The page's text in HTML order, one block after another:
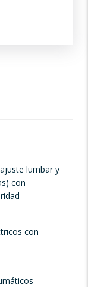
lumbar y
con
con